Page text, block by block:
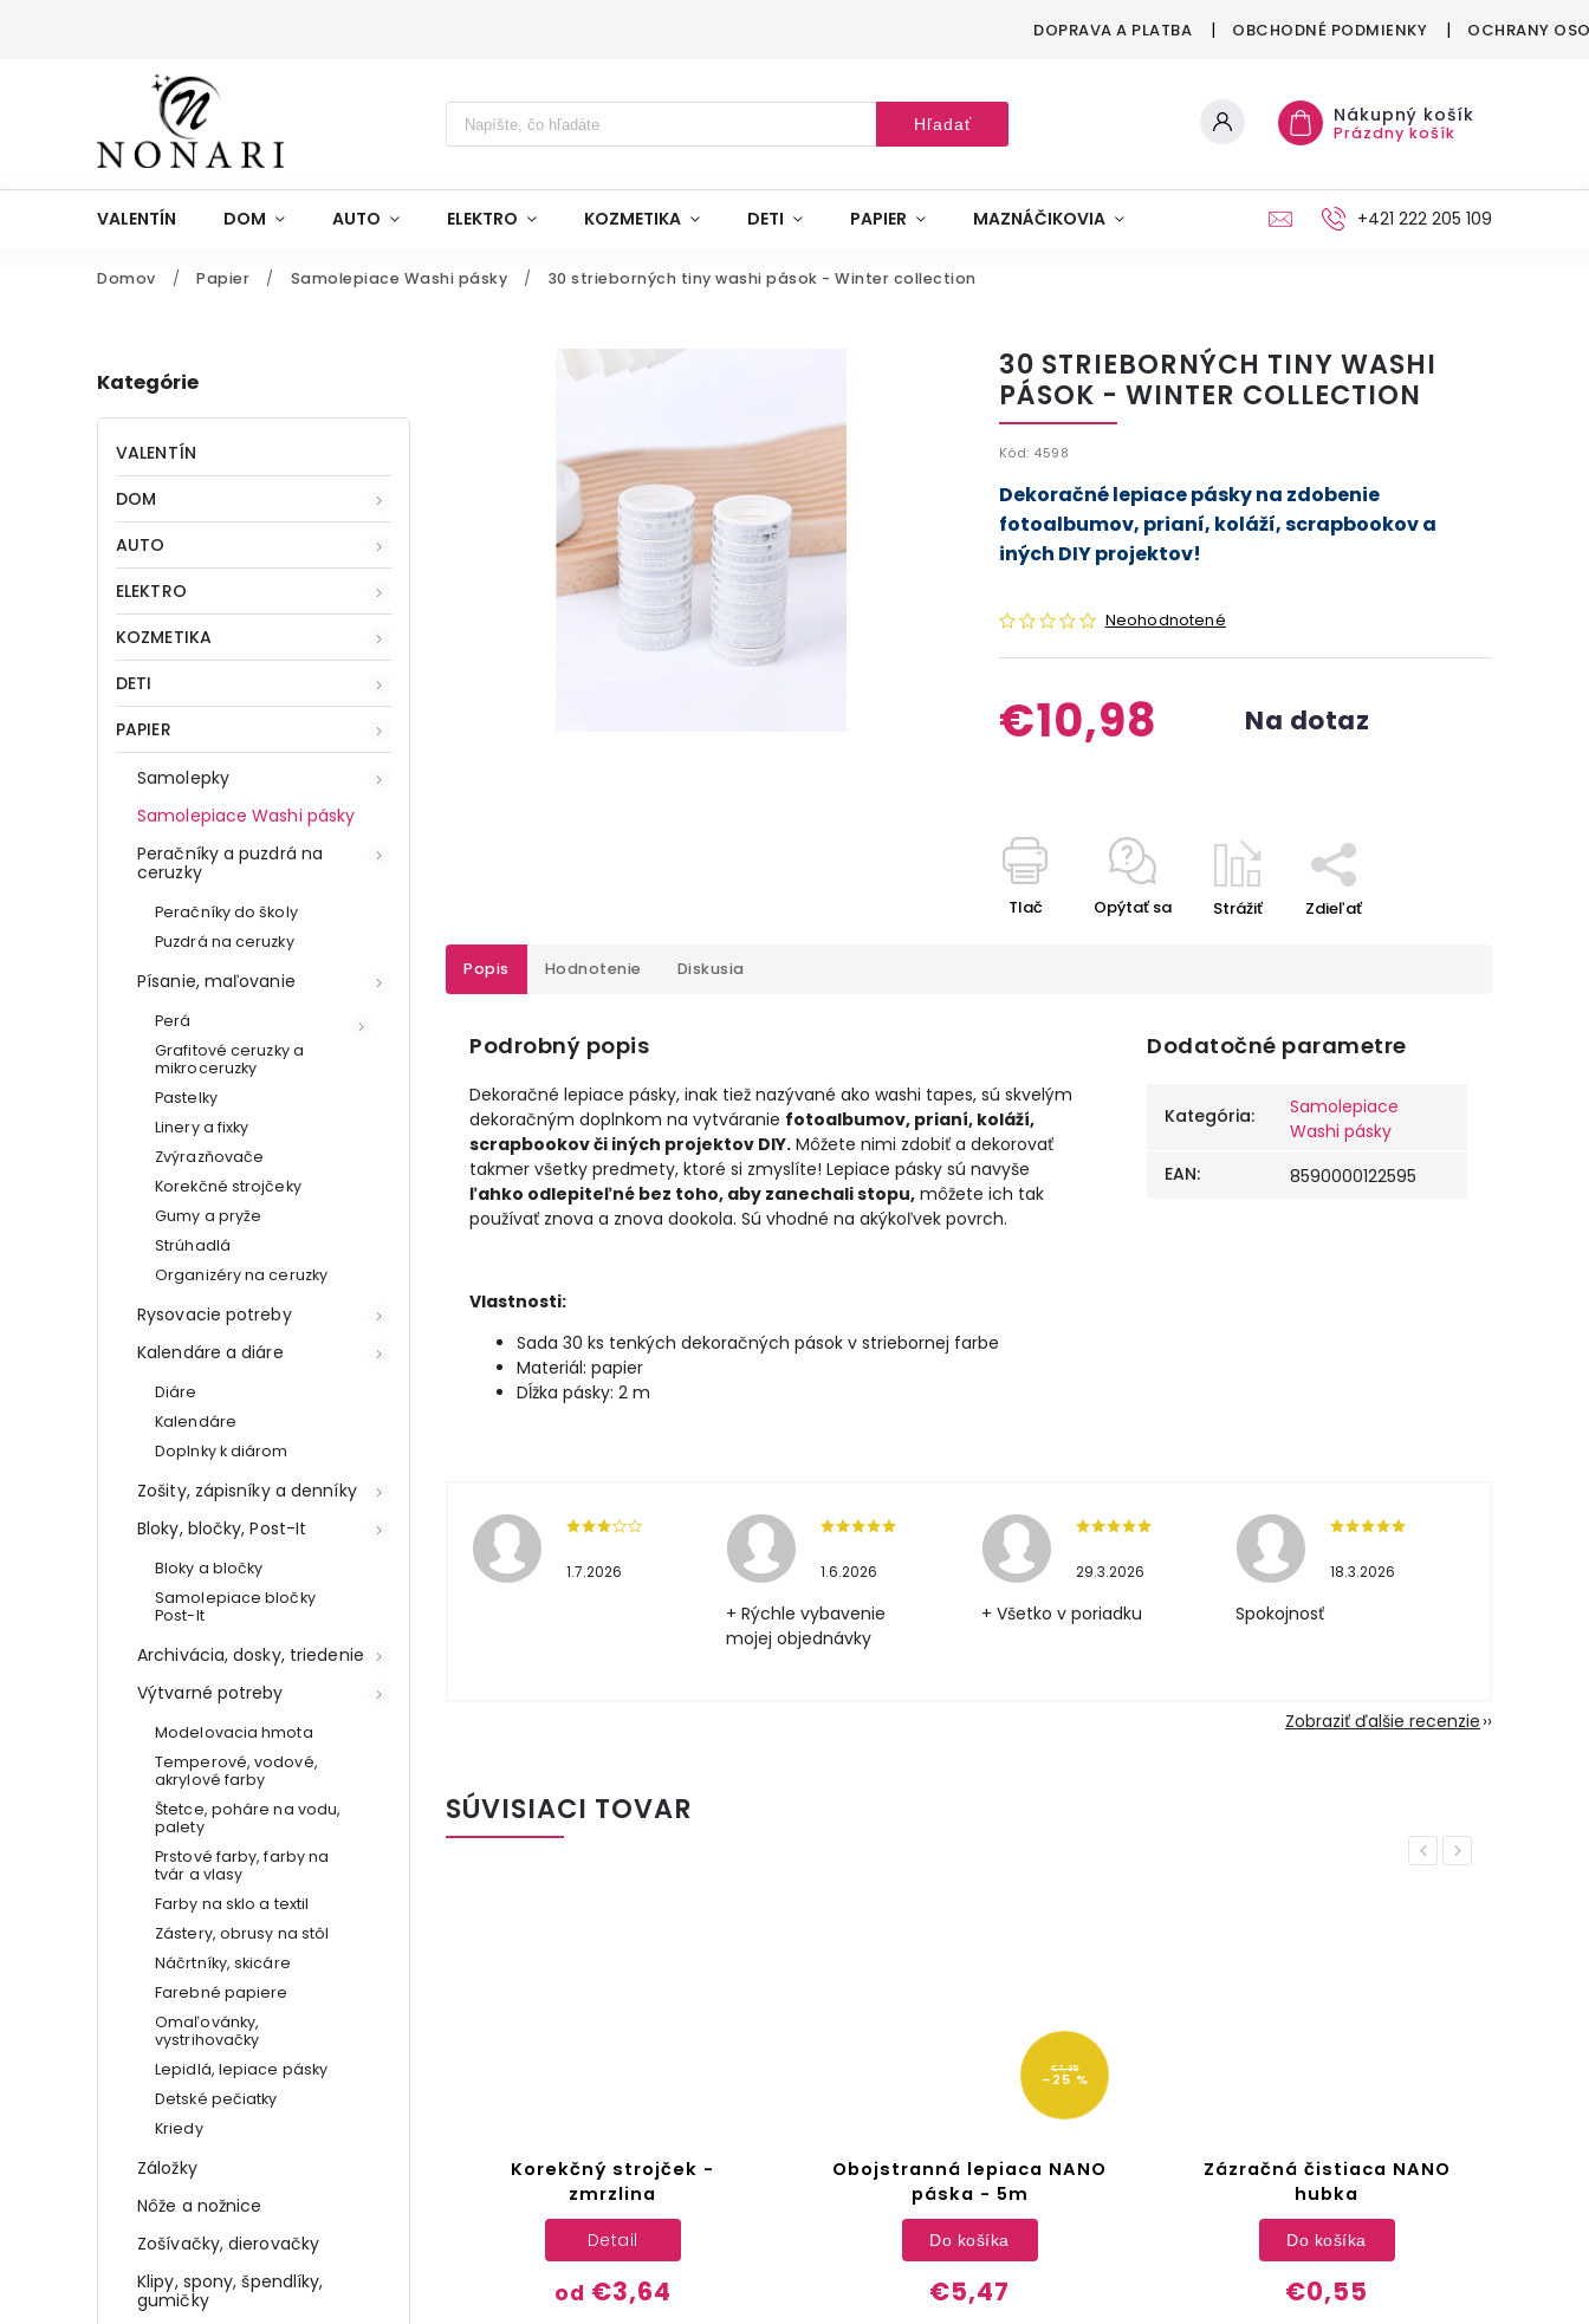
DOPRAVA A PLATBA OBCHODNÉ PODMIENKY OCHRANY
Hľadať Nákupný košík
Prázdny košík
VALENTÍN DOM AUTO ELEKTRO KOZMETIKA DETI PAPIER MAZNÁČIKOVIA MAŠKRTENIE PÁRTY MÓDA
+421 222 205 109
Domov / Papier / Samolepiace Washi pásky / 30 strieborných tiny washi pások - Winter collection
Kategórie
VALENTÍN
DOM
AUTO
ELEKTRO
KOZMETIKA
DETI
PAPIER
Samolepky
Samolepiace Washi pásky
Peračníky a puzdrá na
ceruzky
Peračníky do školy
Puzdrá na ceruzky
Písanie, maľovanie
Perá
Grafitové ceruzky a
mikroceruzky
Pastelky
Linery a fixky
Zvýrazňovače
Korekčné strojčeky
Gumy a pryže
Strúhadlá
Organizéry na ceruzky
Rysovacie potreby
Kalendáre a diáre
Diáre
Kalendáre
Doplnky k diárom
Zošity, zápisníky a denníky
Bloky, bločky, Post-It
Bloky a bločky
Samolepiace bločky
Post-It
Archivácia, dosky, triedenie
Výtvarné potreby
Modelovacia hmota
Temperové, vodové,
akrylové farby
Štetce, poháre na vodu,
palety
Prstové farby, farby na
tvár a vlasy
Farby na sklo a textil
Zástery, obrusy na stôl
Náčrtníky, skicáre
Farebné papiere
Omaľovánky,
vystrihovačky
Lepidlá, lepiace pásky
Detské pečiatky
Kriedy
Záložky
Nôže a nožnice
Zošívačky, dierovačky
Klipy, spony, špendlíky,
gumičky
30 STRIEBORNÝCH TINY WASHI
PÁSOK - WINTER COLLECTION
Kód: 4598
Neohodnotené
€10,98 Na dotaz
Dekoračné lepiace pásky na zdobenie
fotoalbumov, prianí, koláží, scrapbookov a
iných DIY projektov!
Tlač Opýtať sa Strážiť Zdieľať
Popis Hodnotenie Diskusia
Podrobný popis
Dekoračné lepiace pásky, inak tiež nazývané ako washi tapes, sú skvelým
dekoračným doplnkom na vytváranie fotoalbumov, prianí, koláží,
scrapbookov či iných projektov DIY. Môžete nimi zdobiť a dekorovať
takmer všetky predmety, ktoré si zmyslíte! Lepiace pásky sú navyše
ľahko odlepiteľné bez toho, aby zanechali stopu, môžete ich tak
používať znova a znova dookola. Sú vhodné na akýkoľvek povrch.
Vlastnosti:
Sada 30 ks tenkých dekoračných pások v striebornej farbe
Materiál: papier
Dĺžka pásky: 2 m
Dodatočné parametre
Kategória:
Samolepiace
Washi pásky
EAN: 8590000122595
1.7.2026 1.6.2026
+ Rýchle vybavenie
mojej objednávky
29.3.2026
+ Všetko v poriadku
18.3.2026
Spokojnosť
Zobraziť ďalšie recenzie
SÚVISIACI TOVAR
Previous
NOVINKA
Školský peračník
€14,66
Korekčný strojček -
zmrzlina
od €3,64
Detail
€7,35
–25 %
Obojstranná lepiaca NANO
páska - 5m
€5,47
Do košíka
Zázračná čistiaca NANO
hubka
€0,55
Do košíka
Next